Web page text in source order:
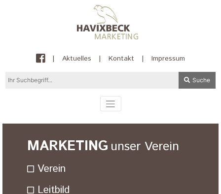
| Aktuelles | Kontakt | Impressum
Suche
MARKETING unser Verein
Verein
Leitbild